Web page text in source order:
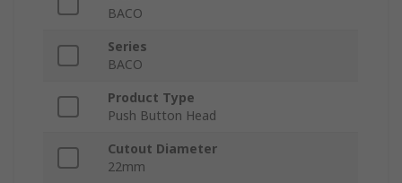
BACO
Series
BACO
Product Type
Push Button Head
Cutout Diameter
22mm